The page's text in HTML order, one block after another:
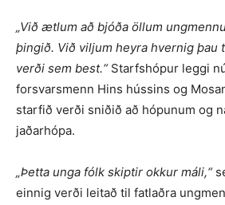
„Við ætlum að bjóða öllum
þingið. Við viljum heyra hvernig þau
verði sem best.“Starfshópur leggi
forsvarsmenn Hins hússins og
starfið verði sniðið að hópunum og
jaðarhópa.
„Þetta unga fólk skiptir okkur máli,“
einnig verði leitað til fatlaðra